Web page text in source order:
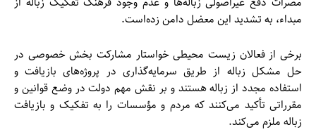
مبداء، به تشدید این معضل دامن زده‌است.
برخی از فعالان زیست محیطی خواستار مشارکت بخش خصوصی در
حل مشکل زباله از طریق سرمایه‌گذاری در پروژه‌های بازیافت و
استفاده مجدد از زباله هستند و بر نقش مهم دولت در وضع قوانین و
مقرراتی تأکید می‌کنند که مردم و مؤسسات را به تفکیک و بازیافت
زباله ملزم می‌کند.